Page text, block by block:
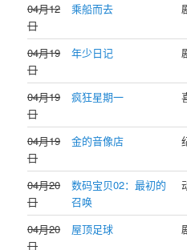
04月12
日
乘船而去
04月19
日
年少日记
04月19
日
疯狂星期一
04月19
日
金的音像店
04月20
日
数码宝贝02：最初的
召唤
04月20
日
屋顶足球